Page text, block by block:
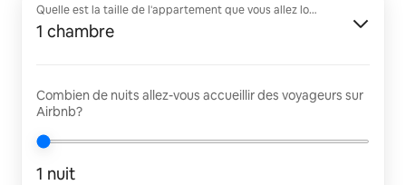
Quelle est la taille de l'appartement que vous allez louer?
1 chambre
Combien de nuits allez-vous accueillir des voyageurs sur
Airbnb?
1 nuit